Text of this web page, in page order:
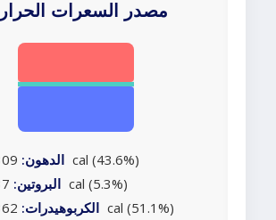
مصدر السعرات
الدهون: 309 cal (43.6%)
البروتين: 37 cal (5.3%)
الكربوهيدرات: 362 cal (51.1%)